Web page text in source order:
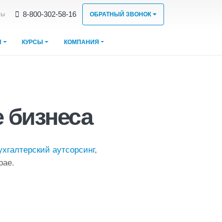
8‑800‑302‑58‑16 ОБРАТНЫЙ ЗВОНОК
КУРСЫ КОМПАНИЯ
аутсорсинг,